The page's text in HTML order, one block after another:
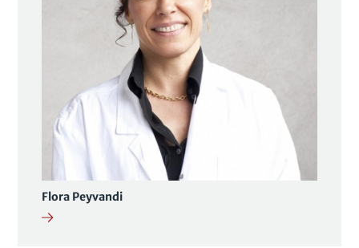
Flora Peyvandi